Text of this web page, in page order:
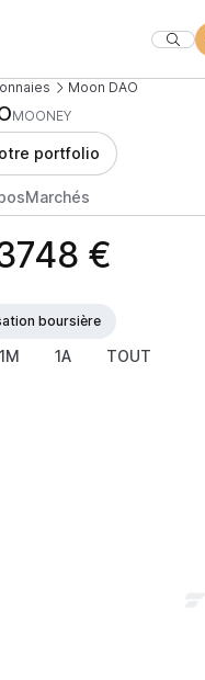
Moon DAO
MOONEY
portfolio
Marchés
€
boursière
1M 1A TOUT